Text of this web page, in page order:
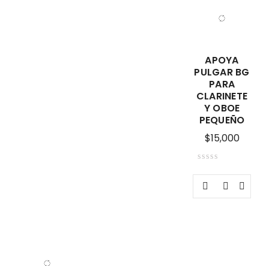
APOYA
PULGAR BG
PARA
CLARINETE
Y OBOE
PEQUEÑO
$15,000